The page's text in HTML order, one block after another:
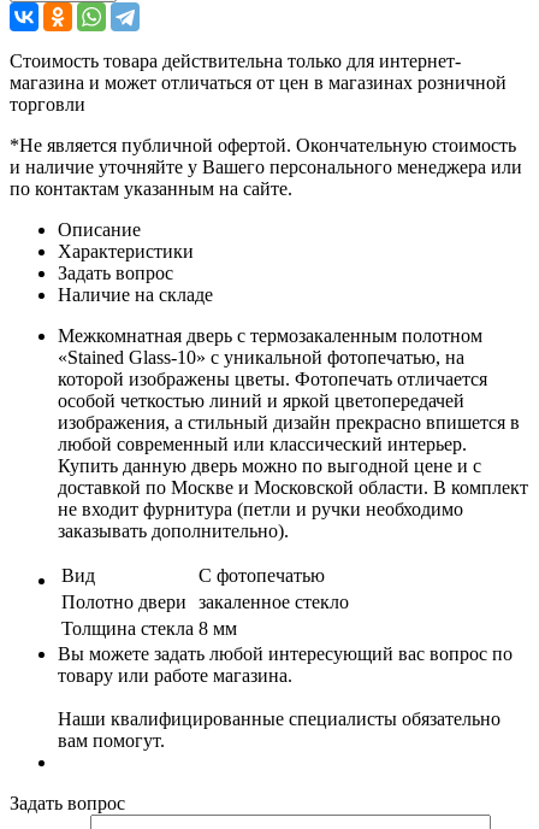
Стоимость товара действительна только для интернет-
магазина и может отличаться от цен в магазинах розничной
торговли
*Не является публичной офертой. Окончательную стоимость
и наличие уточняйте у Вашего персонального менеджера или
по контактам указанным на сайте.
Описание
Характеристики
Задать вопрос
Наличие на складе
Межкомнатная дверь с термозакаленным полотном
«Stained Glass-10» с уникальной фотопечатью, на
которой изображены цветы. Фотопечать отличается
особой четкостью линий и яркой цветопередачей
изображения, а стильный дизайн прекрасно впишется в
любой современный или классический интерьер.
Купить данную дверь можно по выгодной цене и с
доставкой по Москве и Московской области. В комплект
не входит фурнитура (петли и ручки необходимо
заказывать дополнительно).
Вид
С фотопечатью
Полотно двери
закаленное стекло
Толщина стекла 8 мм
Вы можете задать любой интересующий вас вопрос по
товару или работе магазина.
Наши квалифицированные специалисты обязательно
вам помогут.
Задать вопрос